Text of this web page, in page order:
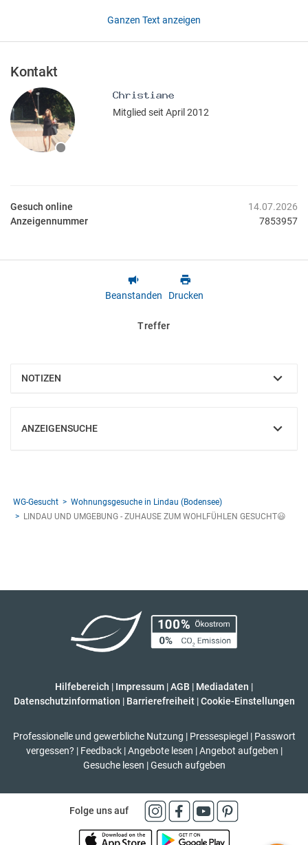
Ganzen Text anzeigen
Kontakt
Mitglied seit April 2012
Gesuch online
14.07.2026
Anzeigennummer
7853957
Beanstanden Drucken
Treffer
NOTIZEN
EINBLENDEN
ANZEIGENSUCHE
EINBLENDEN
WG-Gesucht
Wohnungsgesuche in Lindau (Bodensee)
LINDAU UND UMGEBUNG - ZUHAUSE ZUM WOHLFÜHLEN GESUCHT😃
Hilfebereich | Impressum |AGB | Mediadaten |
Datenschutzinformation | Barrierefreiheit | Cookie-Einstellungen
Professionelle und gewerbliche Nutzung | Pressespiegel | Passwort
vergessen? | Feedback | Angebote lesen | Angebot aufgeben |
Gesuche lesen | Gesuch aufgeben
Folge uns auf